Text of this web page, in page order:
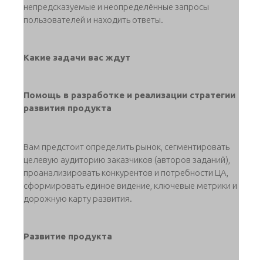
непредсказуемые и неопределённые запросы
пользователей и находить ответы.
Какие задачи вас ждут
Помощь в разработке и реализации стратегии
развития продукта
Вам предстоит определить рынок, сегментировать
целевую аудиторию заказчиков (авторов заданий),
проанализировать конкурентов и потребности ЦА,
сформировать единое видение, ключевые метрики и
дорожную карту развития.
Развитие продукта